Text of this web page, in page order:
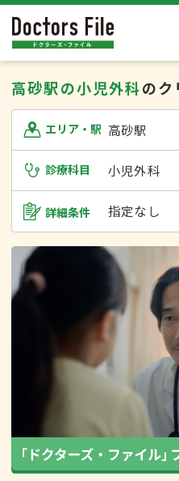
高砂駅の小児外科のク
エリア・駅 高砂駅
診療科目 小児外科
詳細条件 指定なし